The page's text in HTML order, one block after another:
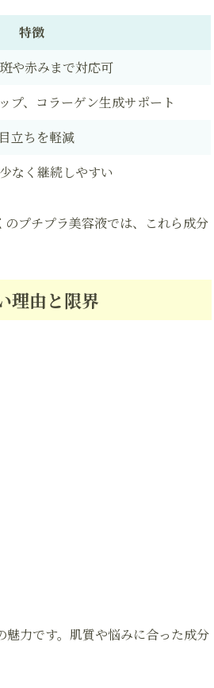
特徴
や赤みまで対応可
プ、コラーゲン生成サポート
立ちを軽減
なく継続しやすい
プチプラ美容液では、これら成分
理由と限界
力です。肌質や悩みに合った成分